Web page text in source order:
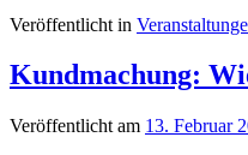
Veröffentlicht in
Kundmachung:
Veröffentlicht am 13. Februar